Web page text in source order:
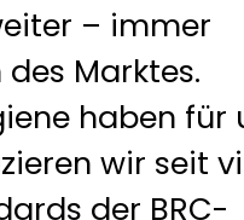
– immer
Marktes.
haben für
wir seit
der BRC-